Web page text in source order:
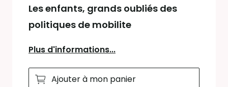
Les enfants, grands oubliés des
politiques de mobilite
Plus d'informations...
Ajouter à mon panier